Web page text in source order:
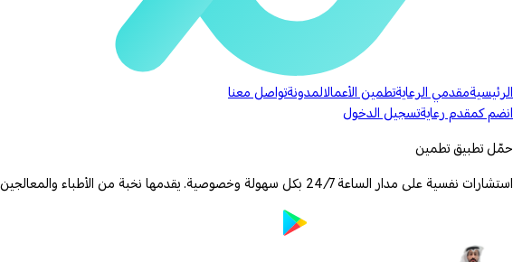
الرئيسيةمقدمي الرعايةتطمين الأعمالالمدونةتواصل معنا
انضم كمقدم رعايةتسجيل الدخول
حمّل تطبيق تطمين
استشارات نفسية على مدار الساعة 24/7 بكل سهولة وخصوصية. يقدمها نخبة من الأطباء والمعالجين المرخصين.